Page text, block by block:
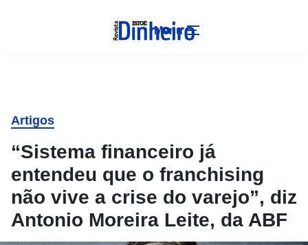
Menu
Artigos
“Sistema financeiro já
entendeu que o franchising
não vive a crise do varejo”, diz
Antonio Moreira Leite, da ABF